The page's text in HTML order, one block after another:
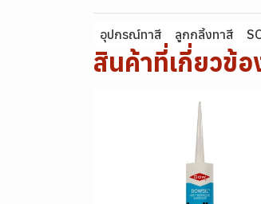
อุปกรณ์ทาสี ลูกกลิ้งทาสี
สินค้าที่เกี่ยวข้อ